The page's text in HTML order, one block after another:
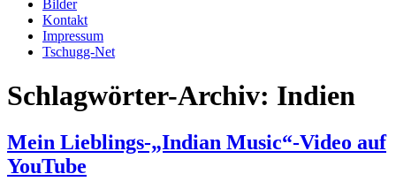
Bilder
Kontakt
Impressum
Tschugg-Net
Schlagwörter-Archiv: Indien
Mein Lieblings-„Indian Music“-Video auf
YouTube